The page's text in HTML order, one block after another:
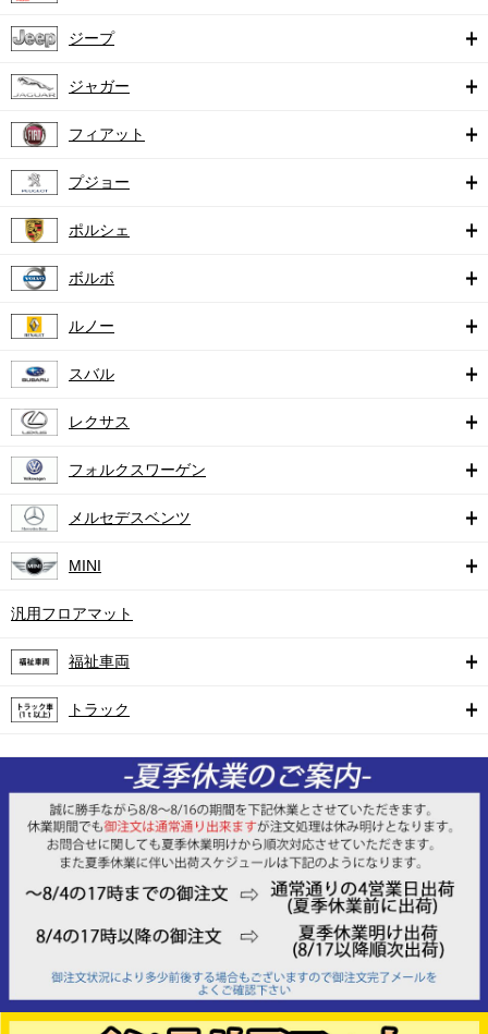
ジープ
ジャガー
フィアット
プジョー
ポルシェ
ボルボ
ルノー
スバル
レクサス
フォルクスワーゲン
メルセデスベンツ
MINI
汎用フロアマット
福祉車両
トラック